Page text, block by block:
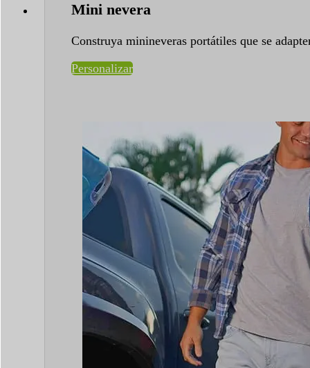
Mini nevera
Construya minineveras portátiles que se
Personalizar